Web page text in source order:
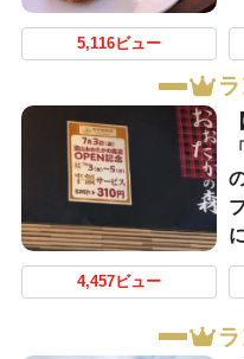
5,116ビュー
4,457ビュー